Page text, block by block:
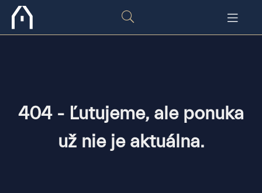
404 - Ľutujeme, ale ponuka
už nie je aktuálna.